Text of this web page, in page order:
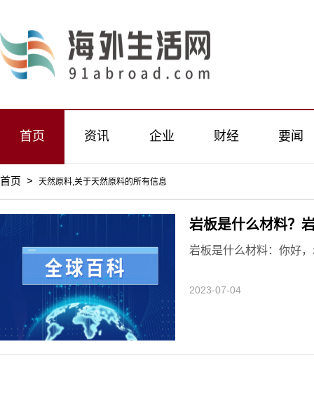
首页 资讯 企业 财经 要闻
首页 > 天然原料,关于天然原料的所有信息
岩板是什么材料？
岩板是什么材料：你好
2023-07-04